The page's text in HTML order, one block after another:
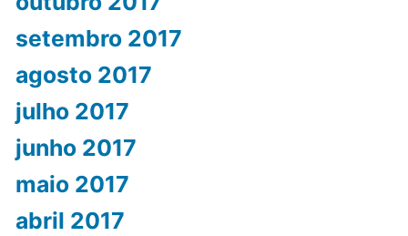
setembro 2017
agosto 2017
julho 2017
junho 2017
maio 2017
abril 2017